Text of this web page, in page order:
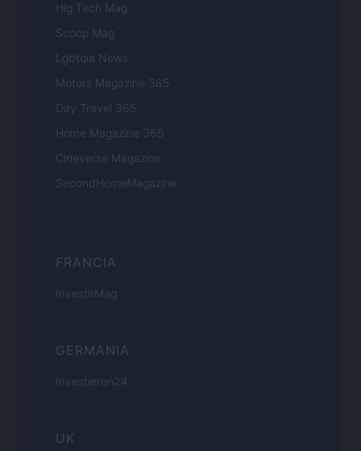
Hig Tech Mag
Scoop Mag
Lgbtqia News
Motors Magazine 365
Day Travel 365
Home Magazine 365
Cineverse Magazine
SecondHomeMagazine
FRANCIA
InvestirMag
GERMANIA
Investieren24
UK